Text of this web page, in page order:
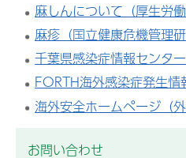
麻しんについて（厚生労働
麻疹（国立健康危機管理研
千葉県感染症情報センター
FORTH海外感染症発生情
海外安全ホームページ（外
お問い合わせ